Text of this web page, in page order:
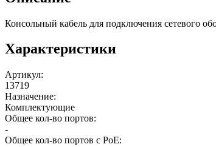
Консольный кабель для подключения сетевого
Характеристики
Артикул:
13719
Назначение:
Комплектующие
Общее кол-во портов:
-
Общее кол-во портов с PoE: